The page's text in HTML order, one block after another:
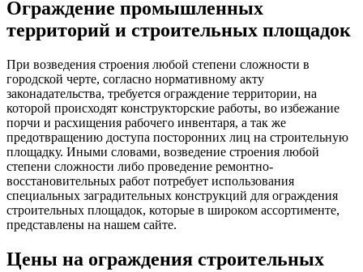
Ограждение промышленных
территорий и строительных площадок
При возведения строения любой степени сложности в
городской черте, согласно нормативному акту
законадательства, требуется ограждение территории, на
которой происходят конструкторские работы, во избежание
порчи и расхищения рабочего инвентаря, а так же
предотвращению доступа посторонних лиц на строительную
площадку. Иными словами, возведение строения любой
степени сложности либо проведение ремонтно-
восстановительных работ потребует использования
специальных заградительных конструкций для ограждения
строительных площадок, которые в широком ассортименте,
представлены на нашем сайте.
Цены на ограждения строительных